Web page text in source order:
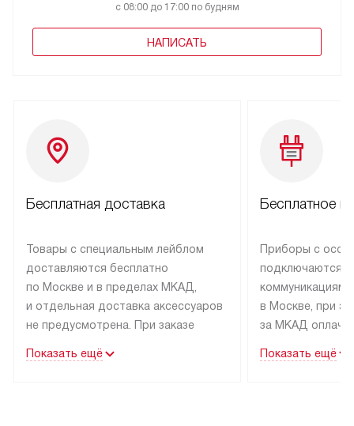
с 08:00 до 17:00 по будням
НАПИСАТЬ
Бесплатная доставка
Товары с специальным лейблом
доставляются бесплатно
по Москве и в пределах МКАД,
и отдельная доставка аксессуаров
не предусмотрена. При заказе
рекомендуем обсудить
Показать ещё
Бесплатное
Приборы с
подключаются к
коммуникациям
в Москве, при
за МКАД
партнера
Показать ещё